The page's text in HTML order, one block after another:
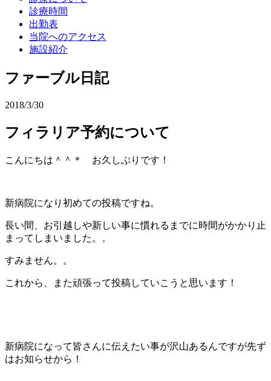
診療時間
出勤表
当院へのアクセス
施設紹介
ファーブル日記
2018/3/30
フィラリア予約について
こんにちは＾＾＊ お久しぶりです！
新病院になり初めての投稿ですね。
長い間、お引越しや新しい事に慣れるまでに時間がかかり止
まってしまいました。。
すみません。。
これから、また頑張って投稿していこうと思います！
新病院になって皆さんに伝えたい事が沢山あるんですが先ず
はお知らせから！